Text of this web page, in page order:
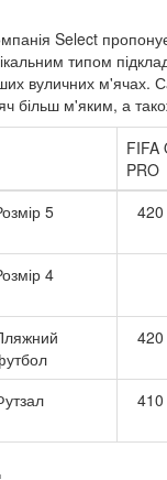
Select
типом
вуличних м'ячах.
більш м'яким, а
FIFA
PRO
5
4